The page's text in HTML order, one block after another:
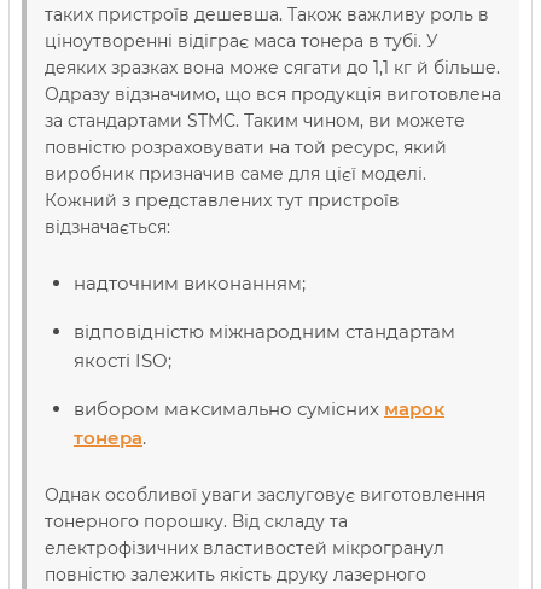
таких пристроїв дешевша. Також важливу роль в
ціноутворенні відіграє маса тонера в тубі. У
деяких зразках вона може сягати до 1,1 кг й більше.
Одразу відзначимо, що вся продукція виготовлена
за стандартами STMC. Таким чином, ви можете
повністю розраховувати на той ресурс, який
виробник призначив саме для цієї моделі.
Кожний з представлених тут пристроїв
відзначається:
надточним виконанням;
відповідністю міжнародним стандартам
якості ISO;
вибором максимально сумісних марок
тонера.
Однак особливої уваги заслуговує виготовлення
тонерного порошку. Від складу та
електрофізичних властивостей мікрогранул
повністю залежить якість друку лазерного